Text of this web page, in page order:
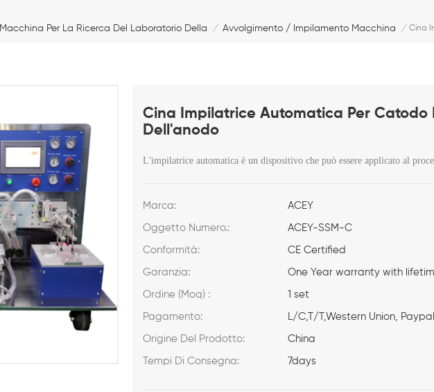
Macchina Per La Ricerca Del Laboratorio Della Batteria
/ Avvolgimento / Impilamento Macchina / Cina
Cina Impilatrice Automatica Per Catodo
Dell'anodo
L'impilatrice automatica è un dispositivo che può essere applicato al
Marca: ACEY
Oggetto Numero.: ACEY-SSM-C
Conformità: CE Certified
Garanzia: One Year warranty with
Ordine (Moq) : 1 set
Pagamento: L/C,T/T,Western Union, Paypal
Origine Del Prodotto: China
Tempi Di Consegna: 7days